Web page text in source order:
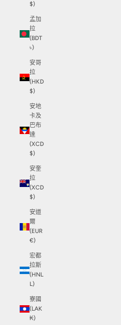
$)
孟加
拉
(BDT
৳)
安哥
拉
(HKD
$)
安地
卡及
巴布
達
(XCD
$)
安奎
拉
(XCD
$)
安道
爾
(EUR
€)
宏都
拉斯
(HNL
L)
寮國
(LAK
₭)